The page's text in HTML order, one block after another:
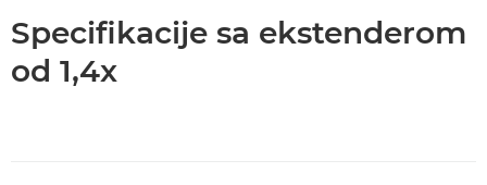
Specifikacije sa ekstenderom
od 1,4x